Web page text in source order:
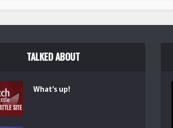
TALKED ABOUT
What’s up!